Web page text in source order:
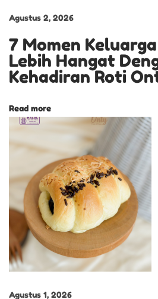
N
A
K
Agustus 2, 2026
7 Momen
Lebih Hangat
Kehadiran Roti
Read more
Agustus 1, 2026